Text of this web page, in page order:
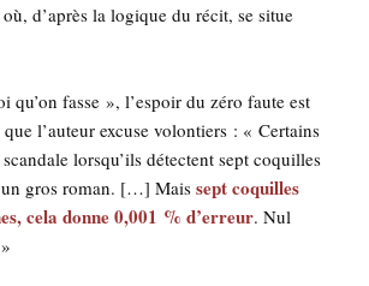
d’après la logique du récit, se situe
qu’on fasse », l’espoir du zéro faute est
l’au­teur excuse volon­tiers : « Cer­tains
lorsqu’ils détectent sept coquilles
gros roman. […] Maissept coquilles
cela donne 0,001 % d’erreur. Nul